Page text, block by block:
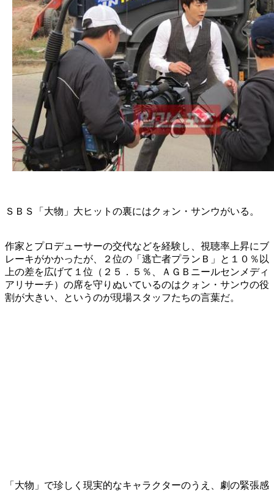
ＳＢＳ「大物」大ヒットの裏にはクォン・サンウがいる。
作家とプロデューサーの交代などを経験し、視聴率上昇にブ
レーキがかかったが、２位の「逃亡者プランＢ」と１０％以
上の差を広げて１位（２５．５％、ＡＧＢニールセンメディ
アリサーチ）の席を守りぬいているのはクォン・サンウの役
割が大きい、というのが現場スタッフたちの言葉だ。
「大物」で珍しく現実的なキャラクターのうえ、劇の緊張感